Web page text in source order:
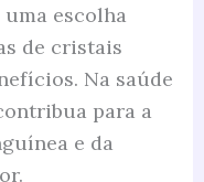
escolha
de cristais
Na saúde
para a
e da